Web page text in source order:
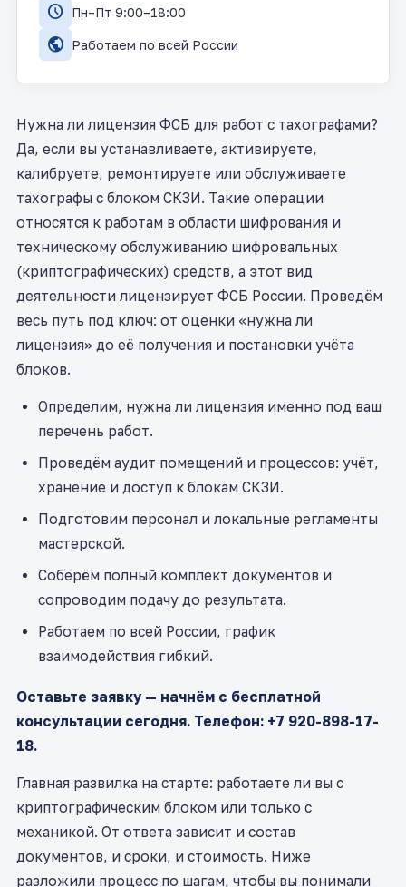
Нужна ли лицензия ФСБ для работ с тахографами?
Да, если вы устанавливаете, активируете,
калибруете, ремонтируете или обслуживаете
тахографы с блоком СКЗИ. Такие операции
относятся к работам в области шифрования и
техническому обслуживанию шифровальных
(криптографических) средств, а этот вид
деятельности лицензирует ФСБ России. Проведём
весь путь под ключ: от оценки «нужна ли
лицензия» до её получения и постановки учёта
блоков.
Определим, нужна ли лицензия именно под ваш
перечень работ.
Проведём аудит помещений и процессов: учёт,
хранение и доступ к блокам СКЗИ.
Подготовим персонал и локальные регламенты
мастерской.
Соберём полный комплект документов и
сопроводим подачу до результата.
Работаем по всей России, график
взаимодействия гибкий.
Оставьте заявку — начнём с бесплатной
консультации сегодня. Телефон: +7 920-898-17-
18.
Главная развилка на старте: работаете ли вы с
криптографическим блоком или только с
механикой. От ответа зависит и состав
документов, и сроки, и стоимость. Ниже
разложили процесс по шагам, чтобы вы понимали
schedule Пн–Пт 9:00–18:00
public Работаем по всей России